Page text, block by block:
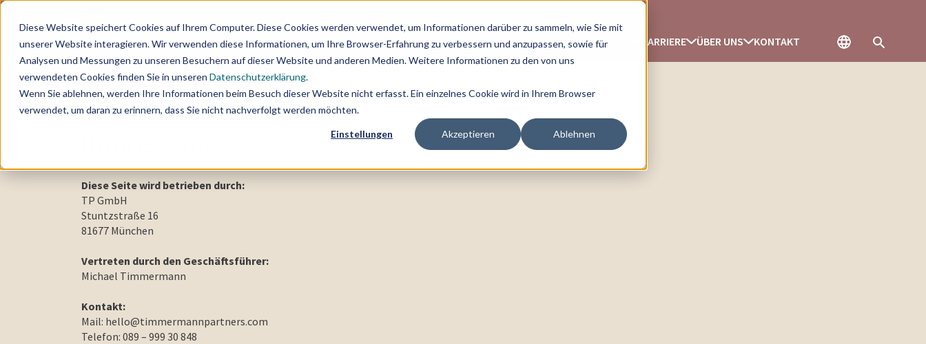
Diese Website speichert Cookies auf Ihrem Computer. Diese Cookies werden verwendet, um Informationen darüber zu sammeln, wie Sie mit
unserer Website interagieren. Wir verwenden diese Informationen, um Ihre Browser-Erfahrung zu verbessern und anzupassen, sowie für
Analysen und Messungen zu unseren Besuchern auf dieser Website und anderen Medien. Weitere Informationen zu den von uns
verwendeten Cookies finden Sie in unseren Datenschutzerklärung.
Wenn Sie ablehnen, werden Ihre Informationen beim Besuch dieser Website nicht erfasst. Ein einzelnes Cookie wird in Ihrem Browser
verwendet, um daran zu erinnern, dass Sie nicht nachverfolgt werden möchten.
Einstellungen Akzeptieren Ablehnen
LEISTUNGEN THEMEN CHANGE BLOGREFERENZEN KARRIERE ÜBER UNS KONTAKT
Diese Seite wird betrieben durch:
TP GmbH
Stuntzstraße 16
81677 München
Vertreten durch den Geschäftsführer:
Michael Timmermann ‍
Kontakt:
Mail: hello@timmermannpartners.com
Telefon: 089 – 999 30 848